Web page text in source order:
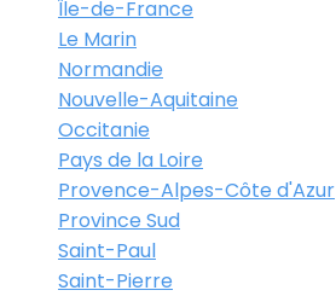
Île-de-France
Le Marin
Normandie
Nouvelle-Aquitaine
Occitanie
Pays de la Loire
Provence-Alpes-Côte d'Azur
Province Sud
Saint-Paul
Saint-Pierre